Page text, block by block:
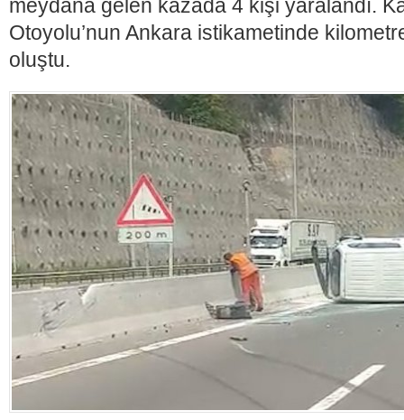
meydana gelen kazada 4 kişi yaralandı.
Otoyolu’nun Ankara istikametinde
oluştu.